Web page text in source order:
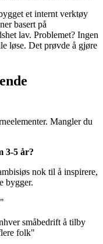
et internt verktøy
basert på
lav. Problemet? Ingen
løse. Det prøvde å gjøre
Mangler du
3-5 år?
nok til å inspirere,
bygger.
småbedrift å tilby
folk"